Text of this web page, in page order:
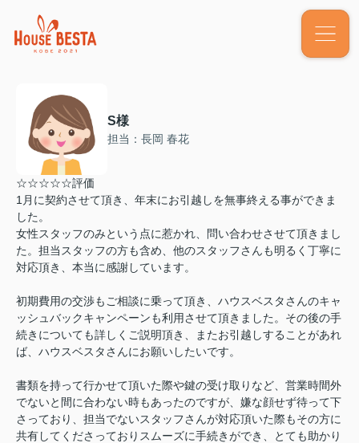
S様
担当：長岡 春花
☆☆☆☆☆評価
1月に契約させて頂き、年末にお引越しを無事終える事ができま
した。
女性スタッフのみという点に惹かれ、問い合わせさせて頂きまし
た。担当スタッフの方も含め、他のスタッフさんも明るく丁寧に
対応頂き、本当に感謝しています。
初期費用の交渉もご相談に乗って頂き、ハウスベスタさんのキャ
ッシュバックキャンペーンも利用させて頂きました。その後の手
続きについても詳しくご説明頂き、またお引越しすることがあれ
ば、ハウスベスタさんにお願いしたいです。
書類を持って行かせて頂いた際や鍵の受け取りなど、営業時間外
でないと間に合わない時もあったのですが、嫌な顔せず待って下
さっており、担当でないスタッフさんが対応頂いた際もその方に
共有してくださっておりスムーズに手続きができ、とても助かり